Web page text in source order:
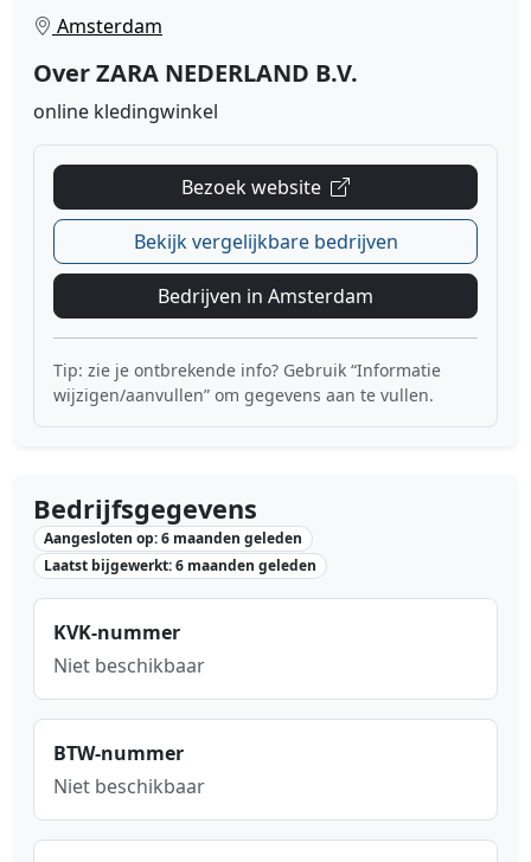
Amsterdam
Over ZARA NEDERLAND B.V.
online kledingwinkel
Bezoek website
Bekijk vergelijkbare bedrijven
Bedrijven in Amsterdam
Tip: zie je ontbrekende info? Gebruik “Informatie
wijzigen/aanvullen” om gegevens aan te vullen.
Bedrijfsgegevens
Aangesloten op: 6 maanden geleden
Laatst bijgewerkt: 6 maanden geleden
KVK-nummer
Niet beschikbaar
BTW-nummer
Niet beschikbaar